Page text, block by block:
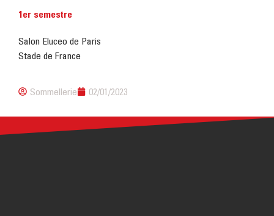
1er semestre
Salon Eluceo de Paris
Stade de France
Sommellerie 02/01/2023